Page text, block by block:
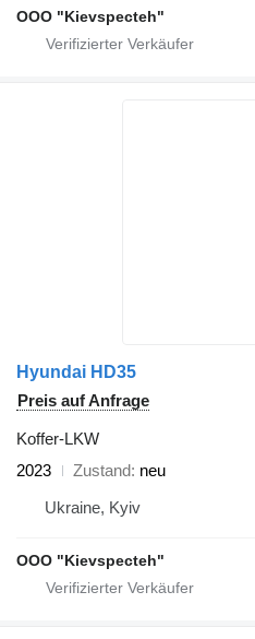
OOO "Kievspecteh"
Hyundai HD35
Preis auf Anfrage
Koffer-LKW
2023
Zustand neu
Ukraine, Kyiv
OOO "Kievspecteh"